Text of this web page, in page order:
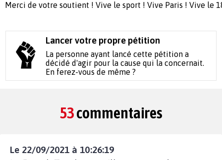
Merci de votre soutient ! Vive le sport ! Vive Paris ! Vive le
Lancer votre propre pétition
La personne ayant lancé cette pétition a
décidé d'agir pour la cause qui la concernait.
En ferez-vous de même ?
53commentaires
Le 22/09/2021 à 10:26:19